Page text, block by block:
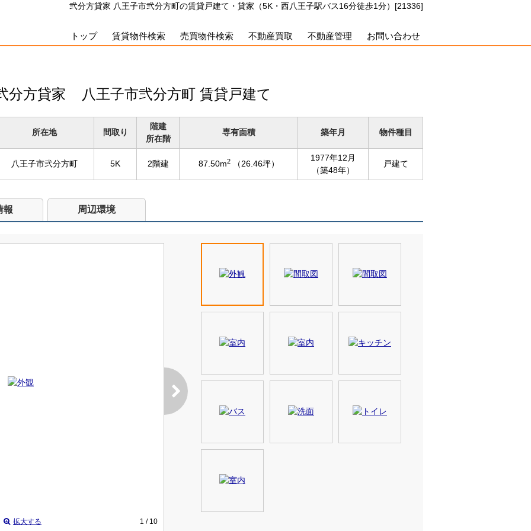
弐分方貸家 八王子市弐分方町の賃貸戸建て・貸家（5K・西八王子駅バス16分徒歩1分）[21336]
トップ 賃貸物件検索 売買物件検索 不動産買取 不動産管理 お問い合わせ
分方貸家 八王子市弐分方町 賃貸戸建て
所在地 間取り
階建
所在階
専有面積 築年月 物件種目
八王子市弐分方町 5K 2階建 87.50m2 （26.46坪）
1977年12月
（築48年）
戸建て
報 周辺環境
拡大する 1 / 10